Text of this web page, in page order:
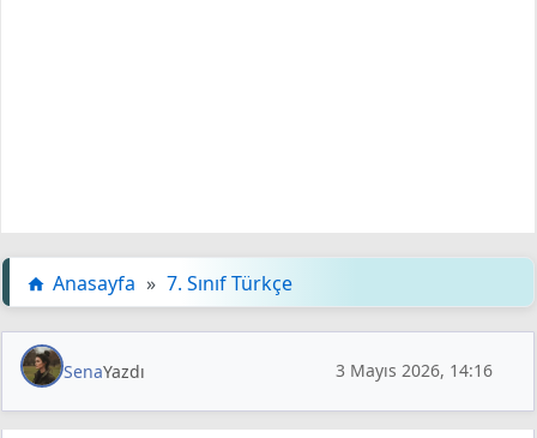
Anasayfa » 7. Sınıf Türkçe
SenaYazdı 3 Mayıs 2026, 14:16